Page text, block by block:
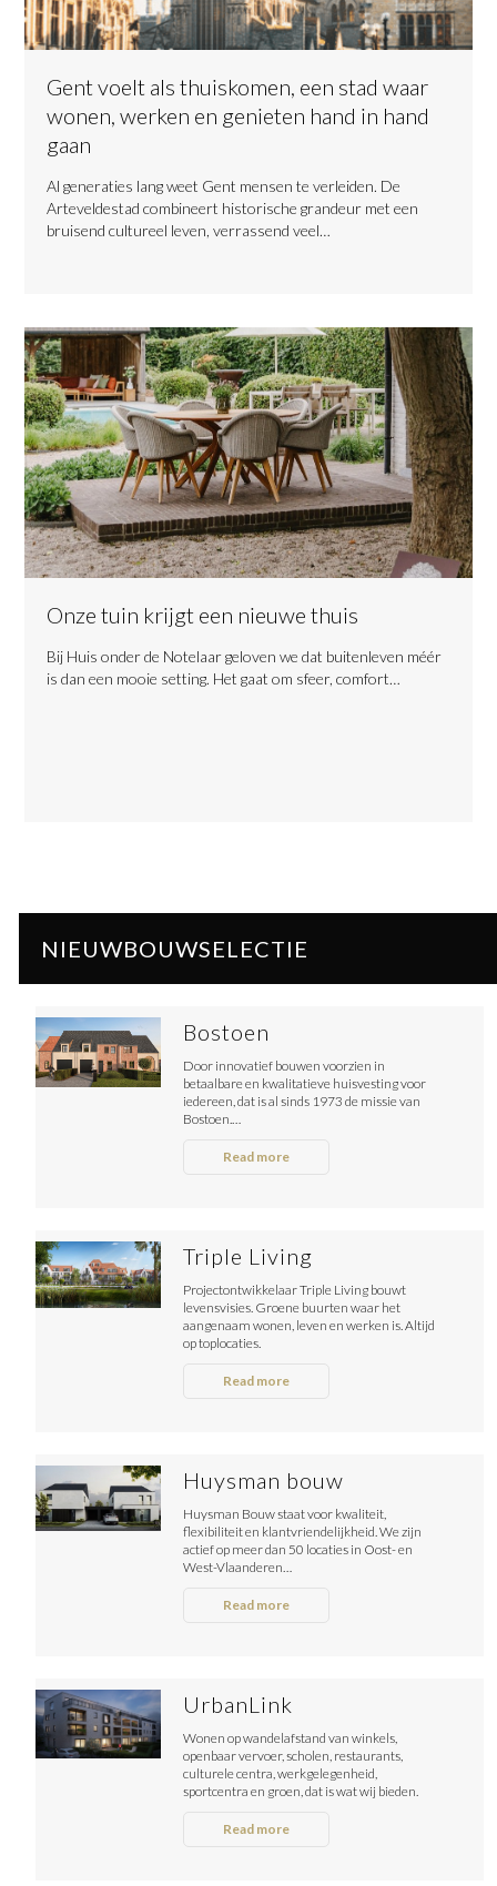
Gent voelt als thuiskomen, een stad waar
wonen, werken en genieten hand in hand
gaan
​Al generaties lang weet Gent mensen te verleiden. De
Arteveldestad combineert historische grandeur met een
bruisend cultureel leven, verrassend veel…
Onze tuin krijgt een nieuwe thuis
​Bij Huis onder de Notelaar geloven we dat buitenleven méér
is dan een mooie setting. Het gaat om sfeer, comfort…
NIEUWBOUWSELECTIE
Bostoen
Door innovatief bouwen voorzien in
betaalbare en kwalitatieve huisvesting voor
iedereen, dat is al sinds 1973 de missie van
Bostoen.…
Read more
Triple Living
Projectontwikkelaar Triple Living bouwt
levensvisies. Groene buurten waar het
aangenaam wonen, leven en werken is. Altijd
op toplocaties.
Read more
Huysman bouw
Huysman Bouw staat voor kwaliteit,
flexibiliteit en klantvriendelijkheid. We zijn
actief op meer dan 50 locaties in Oost- en
West-Vlaanderen…
Read more
UrbanLink
Wonen op wandelafstand van winkels,
openbaar vervoer, scholen, restaurants,
culturele centra, werkgelegenheid,
sportcentra en groen, dat is wat wij bieden.
Read more